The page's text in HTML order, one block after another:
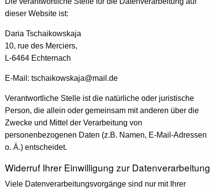
dieser Website ist:
Daria Tschaikowskaja
10, rue des Merciers,
L-6464 Echternach
E-Mail: tschaikowskaja@mail.de
Verantwortliche Stelle ist die natürliche oder juristische
Person, die allein oder gemeinsam mit anderen über die
Zwecke und Mittel der Verarbeitung von
personenbezogenen Daten (z.B. Namen, E-Mail-Adressen
o. Ä.) entscheidet.
Widerruf Ihrer Einwilligung zur Datenverarbeitung
Viele Datenverarbeitungsvorgänge sind nur mit Ihrer